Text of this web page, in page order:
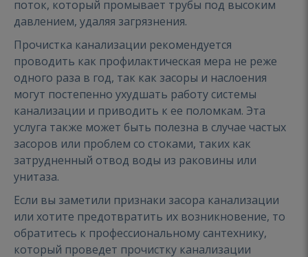
поток, который промывает трубы под высоким
давлением, удаляя загрязнения.
Прочистка канализации рекомендуется
проводить как профилактическая мера не реже
одного раза в год, так как засоры и наслоения
могут постепенно ухудшать работу системы
канализации и приводить к ее поломкам. Эта
услуга также может быть полезна в случае частых
засоров или проблем со стоками, таких как
затрудненный отвод воды из раковины или
унитаза.
Если вы заметили признаки засора канализации
или хотите предотвратить их возникновение, то
обратитесь к профессиональному сантехнику,
который проведет прочистку канализации